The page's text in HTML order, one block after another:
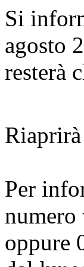
Si
agosto
resterà
Per
numero
oppure